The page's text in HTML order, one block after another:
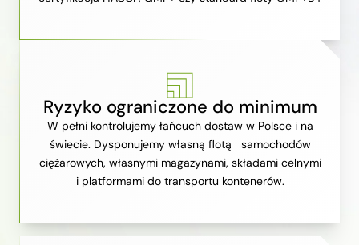
Ryzyko ograniczone do minimum
W pełni kontrolujemy łańcuch dostaw w Polsce i na
świecie. Dysponujemy własną flotą samochodów
ciężarowych, własnymi magazynami, składami celnymi
i platformami do transportu kontenerów.